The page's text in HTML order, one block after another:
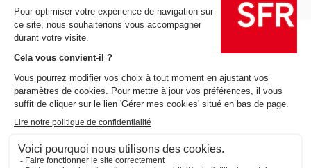
État du réseau
Offres et services
Tarifs et conditions
Résiliation
Rétractation
Handicap